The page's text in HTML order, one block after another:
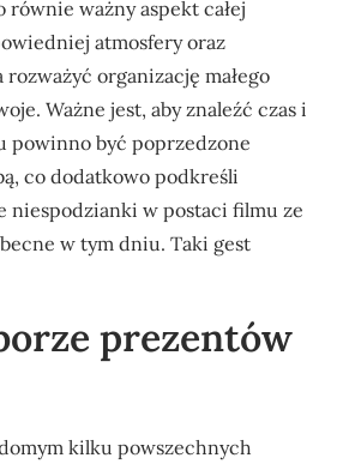
ważny aspekt całej
atmosfery oraz
organizację małego
Ważne jest, aby znaleźć czas i
powinno być poprzedzone
co dodatkowo podkreśli
niespodzianki w postaci filmu ze
w tym dniu. Taki gest
prezentów
kilku powszechnych